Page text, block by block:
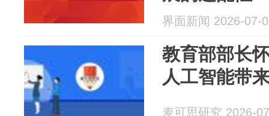
界面新闻 2026-07-
教育部部长
人工智能带
麦可思研究 2026-